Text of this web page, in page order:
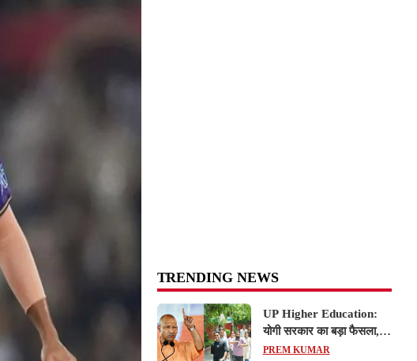
TRENDING NEWS
UP Higher Education:
योगी सरकार का बड़ा फैसला,
यूपी में 3 नए प्राइवेट
PREM KUMAR